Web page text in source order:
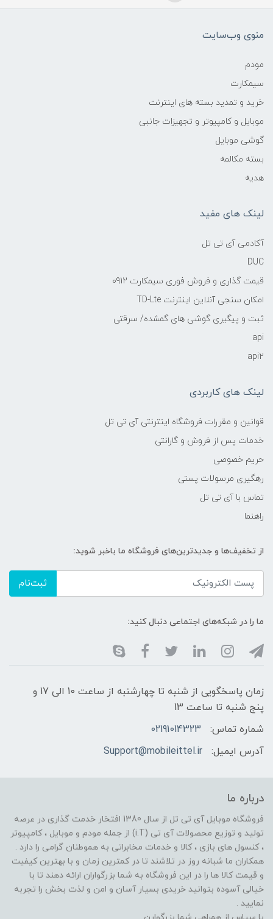
منوی وب‌سایت
مودم
سیمکارت
خرید و تمدید بسته های اینترنت
موبایل و کامپیوتر و تجهیزات جانبی
گوشی موبایل
بسته مکالمه
هدیه
لینک های مفید
آکادمی آی تی تل
DUC
قیمت گذاری و فروش فوری سیمکارت 0912
امکان سنجی آنلاین اینترنت TD-Lte
ثبت و پیگیری گوشی های گمشده/ سرقتی
api
api2
لینک های کاربردی
قوانین و مقررات فروشگاه اینترنتی آی تی تل
خدمات پس از فروش و گارانتی
حریم خصوصی
رهگیری مرسولات پستی
تماس با آی تی تل
راهنما
از تخفیف‌ها و جدیدترین‌های فروشگاه ما باخبر شوید:
ثبت‌نام
ما را در شبکه‌های اجتماعی دنبال کنید:
زمان پاسخگویی از شنبه تا چهارشنبه از ساعت 10 الی 17 و
پنج شنبه تا ساعت 13
شماره تماس:
02191014323
آدرس ایمیل:
Support@mobileittel.ir
درباره ما
فروشگاه موبایل آی تی تل از سال 1380 افتخار خدمت گذاری در عرصه
تولید و توزیع محصولات آی تی (i.T) از جمله مودم و موبایل ، کامپیوتر
، کنسول های بازی ، کالا و خدمات مخابراتی به هموطنان گرامی را دارد .
همکاران ما شبانه روز در تلاشند تا در کمترین زمان و با بهترین کیفیت
و قیمت کالا ها را در این فروشگاه به شما بزرگواران ارائه دهند تا با
خیالی آسوده بتوانید خریدی بسیار آسان و امن و لذت بخش را تجربه
نمایید .